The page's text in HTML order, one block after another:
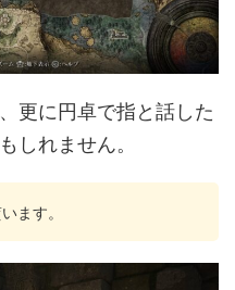
更に円卓で指と話した
しれません。
ます。